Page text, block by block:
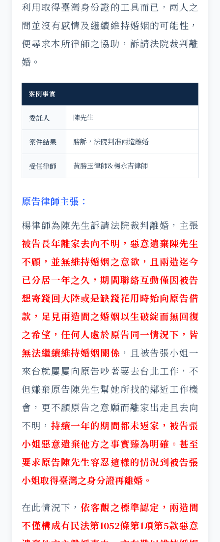
利用取得臺灣身份證的工具而已，兩人之
間並沒有感情及繼續維持婚姻的可能性，
便尋求本所律師之協助，訴請法院裁判離
婚。
案例事實
委託人 陳先生
案件結果 勝訴，法院判准兩造離婚
受任律師 黃勝玉律師&楊永吉律師
原告律師主張：
楊律師為陳先生訴請法院裁判離婚，主張
被告長年離家去向不明，惡意遺棄陳先生
不顧，並無維持婚姻之意欲，且兩造迄今
已分居一年之久，期間聯絡互動僅因被告
想寄錢回大陸或是缺錢花用時始向原告借
款，足見兩造間之婚姻以生破綻而無回復
之希望，任何人處於原告同一情況下，皆
無法繼續維持婚姻關係 ，且被告張小姐一
來台就屢屢向原告吵著要去台北工作，不
但嫌棄原告陳先生幫她所找的鄰近工作機
會，更不顧原告之意願而離家出走且去向
不明，持續一年的期間都未返家，被告張
小姐惡意遺棄他方之事實臻為明確。甚至
要求原告陳先生容忍這樣的情況到被告張
小姐取得臺灣之身分證再離婚。
在此情況下，依客觀之標準認定，兩造間
不僅構成有民法第1052條第1項第5款惡意